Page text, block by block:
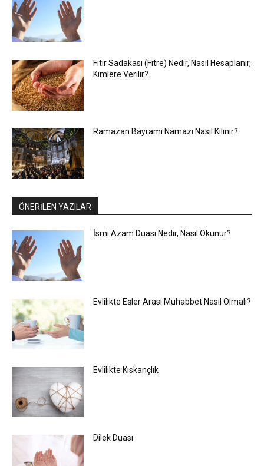
Fıtır Sadakası (Fitre) Nedir, Nasıl Hesaplanır,
Kimlere Verilir?
Ramazan Bayramı Namazı Nasıl Kılınır?
ÖNERİLEN YAZILAR
İsmi Azam Duası Nedir, Nasıl Okunur?
Evlilikte Eşler Arası Muhabbet Nasıl Olmalı?
Evlilikte Kıskançlık
Dilek Duası